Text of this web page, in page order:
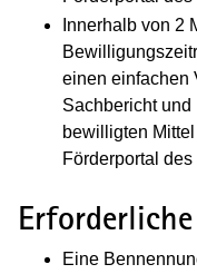
Innerhalb von 2
einen einfachen
Sachbericht
bewilligten
Förderportal des
Eine